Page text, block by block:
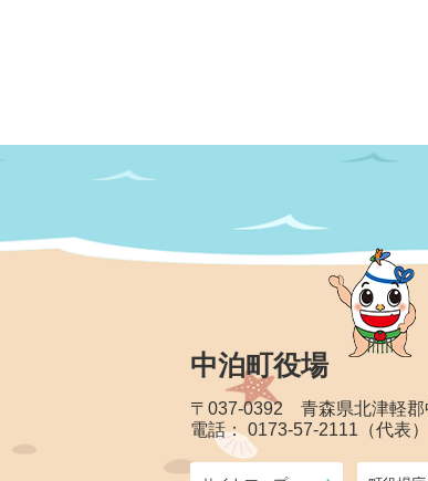
中泊町役場
〒037-0392 青森県北津軽郡
電話： 0173-57-2111（代表